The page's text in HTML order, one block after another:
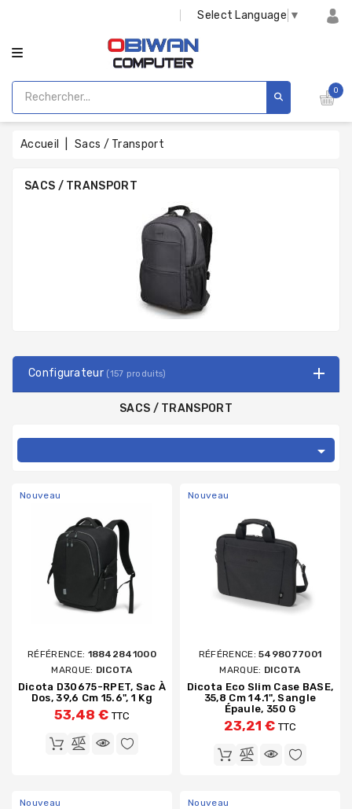
Select Language ▼
0
Accueil Sacs / Transport
SACS / TRANSPORT
Configurateur (157 produits)
SACS / TRANSPORT

Nouveau
RÉFÉRENCE: 18842841000
MARQUE: DICOTA
Dicota D30675-RPET, Sac À
Dos, 39,6 Cm 15.6", 1 Kg
53,48 € TTC
Nouveau
RÉFÉRENCE:5498077001
MARQUE: DICOTA
Dicota Eco Slim Case BASE,
35,8 Cm 14.1", Sangle
Épaule, 350 G
23,21 € TTC
Nouveau Nouveau